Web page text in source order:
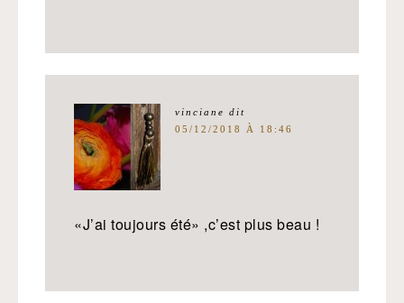
vinciane dit
05/12/2018 À 18:46
«J’ai toujours été» ,c’est plus beau !